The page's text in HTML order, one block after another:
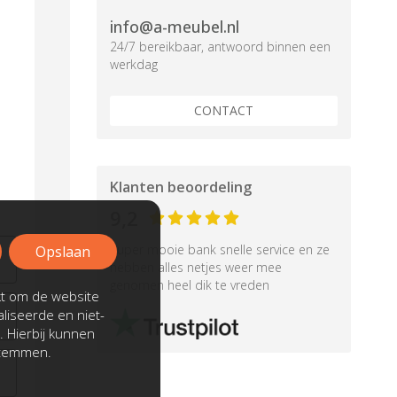
info@a-meubel.nl
24/7 bereikbaar, antwoord binnen een
werkdag
CONTACT
Klanten beoordeling
Super mooie bank snelle service en ze
hebben alles netjes weer mee
genomen heel dik te vreden
om de website
en niet-
Hierbij kunnen
Opslaan